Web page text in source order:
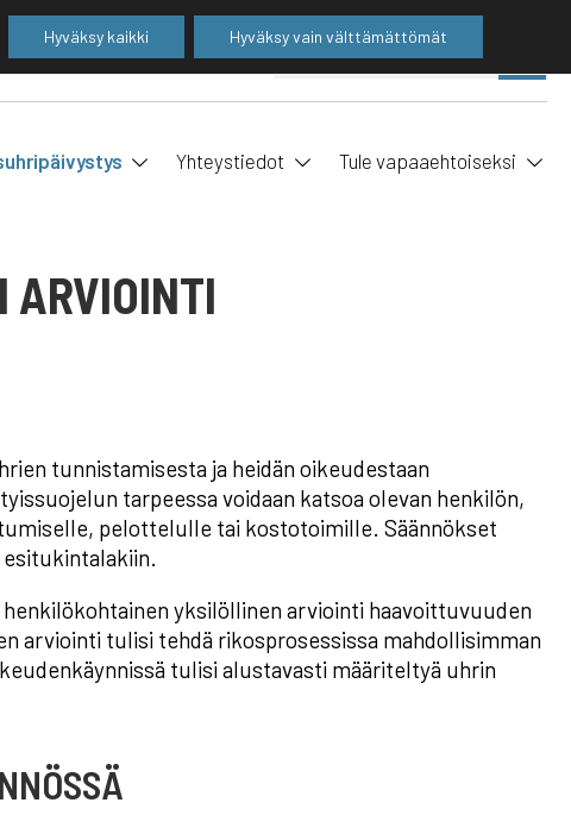
FI SE
Yhteystiedot Tule vapaaehtoiseksi
ARVIOINTI
tunnistamisesta ja heidän oikeudestaan
tarpeessa voidaan katsoa olevan henkilön,
pelottelulle tai kostotoimille. Säännökset
yksilöllinen arviointi haavoittuvuuden
arviointi tulisi tehdä rikosprosessissa mahdollisimman
tulisi alustavasti määriteltyä uhrin
Hyväksy kaikki Hyväksy vain välttämättömät